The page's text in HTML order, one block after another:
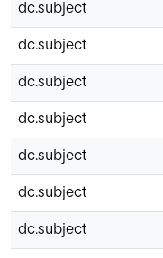
dc.subject
dc.subject
dc.subject
dc.subject
dc.subject
dc.subject
dc.subject